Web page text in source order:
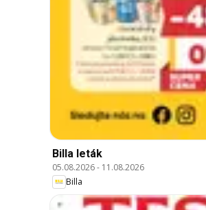
Billa leták
05.08.2026- 11.08.2026
Billa